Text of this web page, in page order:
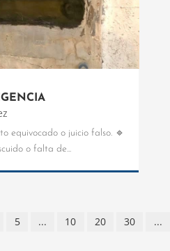
equivocado o juicio falso. 🔹
o falta de...
5 ... 10 20 30
...